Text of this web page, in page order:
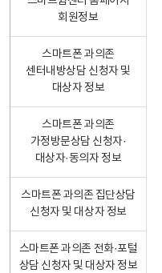
회원정보
스마트폰 과의존
센터내방상담 신청자 및
대상자 정보
스마트폰 과의존
가정방문상담 신청자·
대상자·동의자 정보
스마트폰 과의존 집단상담
신청자 및 대상자 정보
스마트폰 과의존 전화·포털
상담 신청자 및 대상자 정보